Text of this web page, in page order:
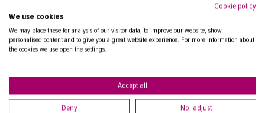
Cookie policy
We use cookies
We may place these for analysis of our visitor data, to improve our website, show
personalised content and to give you a great website experience. For more information about
the cookies we use open the settings.
Accept all
Deny No, adjust